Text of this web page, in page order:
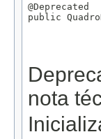
@Deprecated
public
nota